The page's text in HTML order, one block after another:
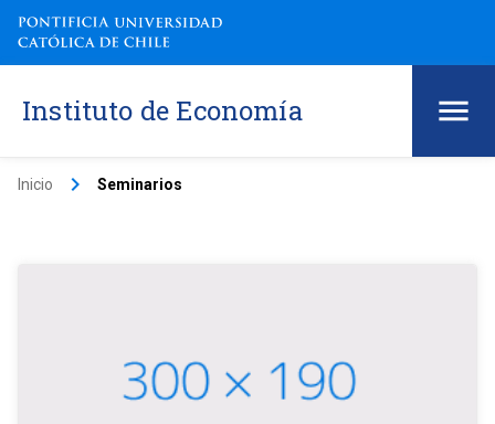
Instituto de Economía
Inicio keyboard_arrow_right Seminarios